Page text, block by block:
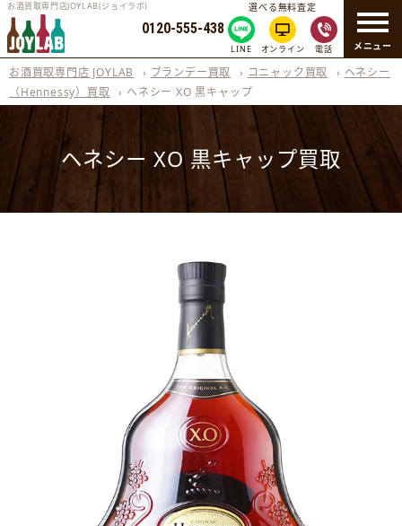
メニュー
お酒買取専門店JOYLAB(ジョイラボ)
0120-555-438
選べる無料査定
LINE オンライン 電話
お酒買取専門店 JOYLAB › ブランデー買取 › コニャック買取 › ヘネシー
（Hennessy）買取
› ヘネシー XO 黒キャップ
ヘネシー XO 黒キャップ買取